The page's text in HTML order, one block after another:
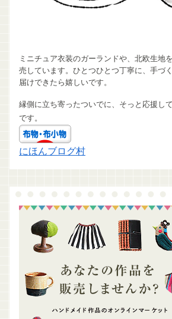
ミニチュア衣装のガーランドや、北欧生地
売しています。ひとつひとつ丁寧に、手づ
届けできたら嬉しいです。
縁側に立ち寄ったついでに、そっと応援し
です。
にほんブログ村